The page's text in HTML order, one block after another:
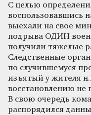
С целью
воспользовавшись
выехали на свое
подрыва ОДИН
получили тяжелые
Следственные
по случившемуся
изъятый у жителя
восстановлению не
В свою очередь
распорядился